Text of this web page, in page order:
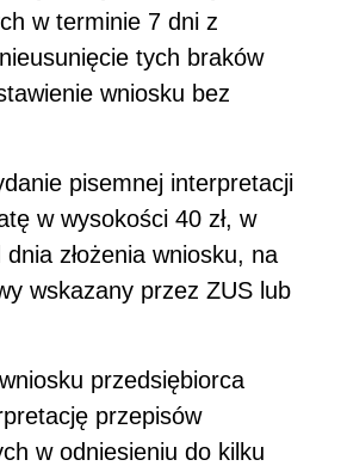
w terminie 7 dni z
tych braków
wniosku bez
pisemnej interpretacji
w wysokości 40 zł, w
złożenia wniosku, na
wskazany przez ZUS lub
przedsiębiorca
przepisów
w odniesieniu do kilku